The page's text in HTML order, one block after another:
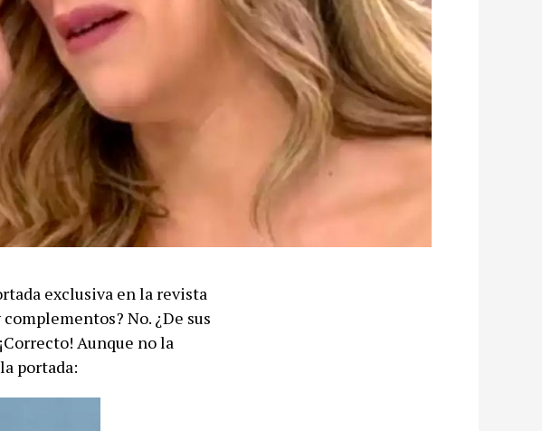
exclusiva en la revista
No. ¿De sus
Aunque no la
portada: